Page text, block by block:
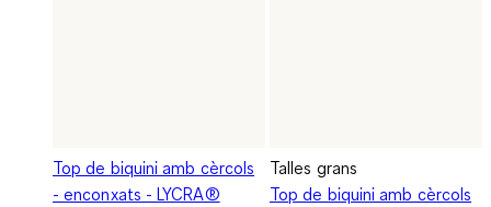
Top de biquini amb cèrcols
- enconxats - LYCRA®
Talles grans
Top de biquini amb cèrcols